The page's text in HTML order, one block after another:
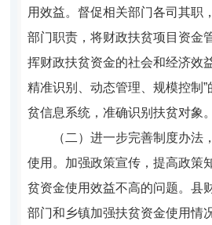
用效益。 督促相关部门各司其职
部门职责，将财政扶贫项目资金
挥财政扶贫资金的社会和经济效
精准识别、动态管理、规模控制
贫信息系统，准确识别扶贫对象。
（二）进一步完善制度办法
使用。 加强政策宣传，提高政策
贫资金使用效益不高的问题。县
部门和乡镇加强扶贫资金使用情